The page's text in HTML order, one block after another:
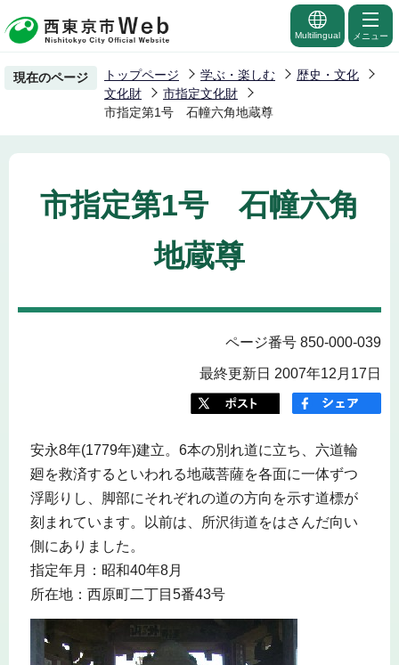
の
ー
の
先
Multilingual メニュー
現在のページ トップページ 学ぶ・楽しむ
歴史・文化
文化財
市指定文化財
市指定第1号 石幢六角地蔵尊
市指定第1号 石幢六角
地蔵尊
ページ番号 850-000-039
最終更新日 2007年12月17日
安永8年(1779年)建立。6本の別れ道に立ち、六道輪
廻を救済するといわれる地蔵菩薩を各面に一体ずつ
浮彫りし、脚部にそれぞれの道の方向を示す道標が
刻まれています。以前は、所沢街道をはさんだ向い
側にありました。
指定年月：昭和40年8月
所在地：西原町二丁目5番43号